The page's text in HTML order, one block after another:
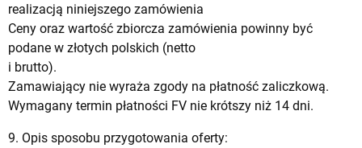
realizacją niniejszego zamówienia
Ceny oraz wartość zbiorcza zamówienia powinny być
podane w złotych polskich (netto
i brutto).
Zamawiający nie wyraża zgody na płatność zaliczkową.
Wymagany termin płatności FV nie krótszy niż 14 dni.
9. Opis sposobu przygotowania oferty: